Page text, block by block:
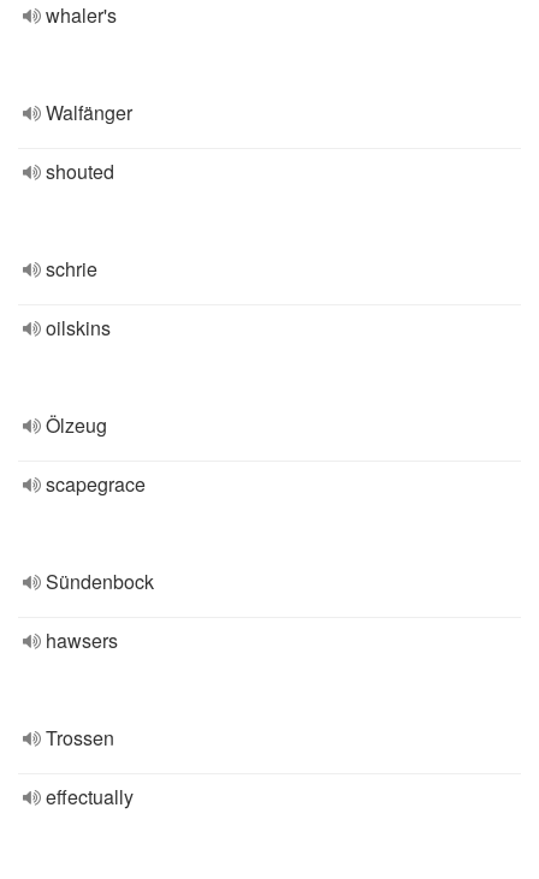
whaler's
Walfänger
shouted
schrie
oilskins
Ölzeug
scapegrace
Sündenbock
hawsers
Trossen
effectually